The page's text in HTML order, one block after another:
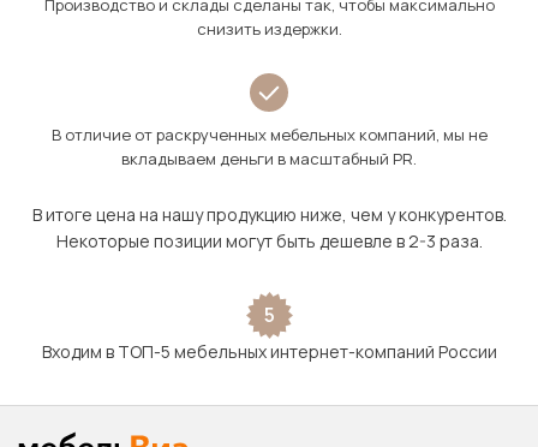
Производство и склады сделаны так, чтобы максимально
снизить издержки.
В отличие от раскрученных мебельных компаний, мы не
вкладываем деньги в масштабный PR.
В итоге цена на нашу продукцию ниже, чем у конкурентов.
Некоторые позиции могут быть дешевле в 2-3 раза.
5
Входим в ТОП-5 мебельных интернет-компаний России